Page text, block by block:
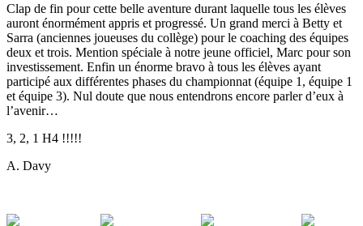
Clap de fin pour cette belle aventure durant laquelle tous les élèves
auront énormément appris et progressé. Un grand merci à Betty et
Sarra (anciennes joueuses du collège) pour le coaching des équipes
deux et trois. Mention spéciale à notre jeune officiel, Marc pour son
investissement. Enfin un énorme bravo à tous les élèves ayant
participé aux différentes phases du championnat (équipe 1, équipe 1
et équipe 3). Nul doute que nous entendrons encore parler d’eux à
l’avenir…
3, 2, 1 H4 !!!!!
A. Davy